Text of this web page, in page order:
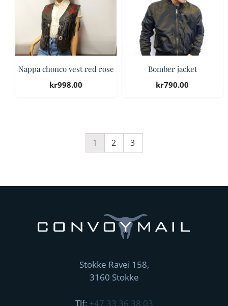
Nappa chonco vest red rose
kr998.00
Bomber jacket
kr790.00
1 2 3
Stokke Ravei 158,
3160 Stokke
Tlf: +47 33 36 38 03